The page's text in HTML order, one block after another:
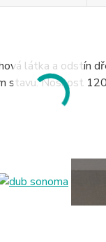
látka a odstín
stavu. Nosnost